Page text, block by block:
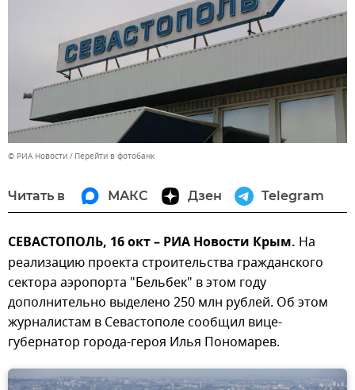
© РИА Новости Перейти в фотобанк
Читать в МАКС Дзен Telegram
СЕВАСТОПОЛЬ, 16 окт – РИА Новости Крым. На
реализацию проекта строительства гражданского
сектора аэропорта "Бельбек" в этом году
дополнительно выделено 250 млн рублей. Об этом
журналистам в Севастополе сообщил вице-
губернатор города-героя Илья Пономарев.